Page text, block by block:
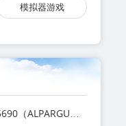
模拟器游戏